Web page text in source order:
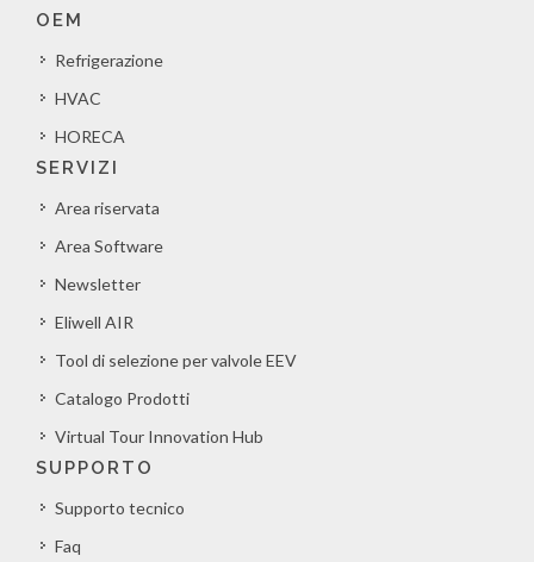
OEM
Refrigerazione
HVAC
HORECA
SERVIZI
Area riservata
Area Software
Newsletter
Eliwell AIR
Tool di selezione per valvole EEV
Catalogo Prodotti
Virtual Tour Innovation Hub
SUPPORTO
Supporto tecnico
Faq